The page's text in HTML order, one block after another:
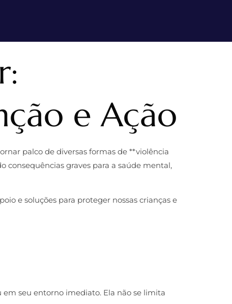
e Ação
palco de diversas formas de **violência
consequências graves para a saúde mental,
e soluções para proteger nossas crianças e
seu entorno imediato. Ela não se limita